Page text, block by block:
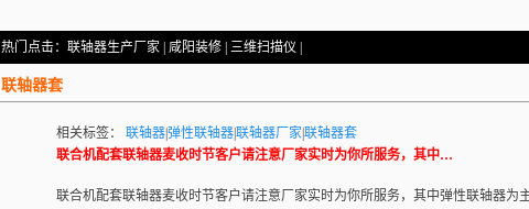
热门点击： 联轴器生产厂家| 咸阳装修| 三维扫描仪
联轴器套
相关标签： 联轴器|弹性联轴器|联轴器厂家|联轴器套
联合机配套联轴器麦收时节客户请注意厂家实时为你所服务，其中…
联合机配套联轴器麦收时节客户请注意厂家实时为你所服务，其中弹性联轴器为